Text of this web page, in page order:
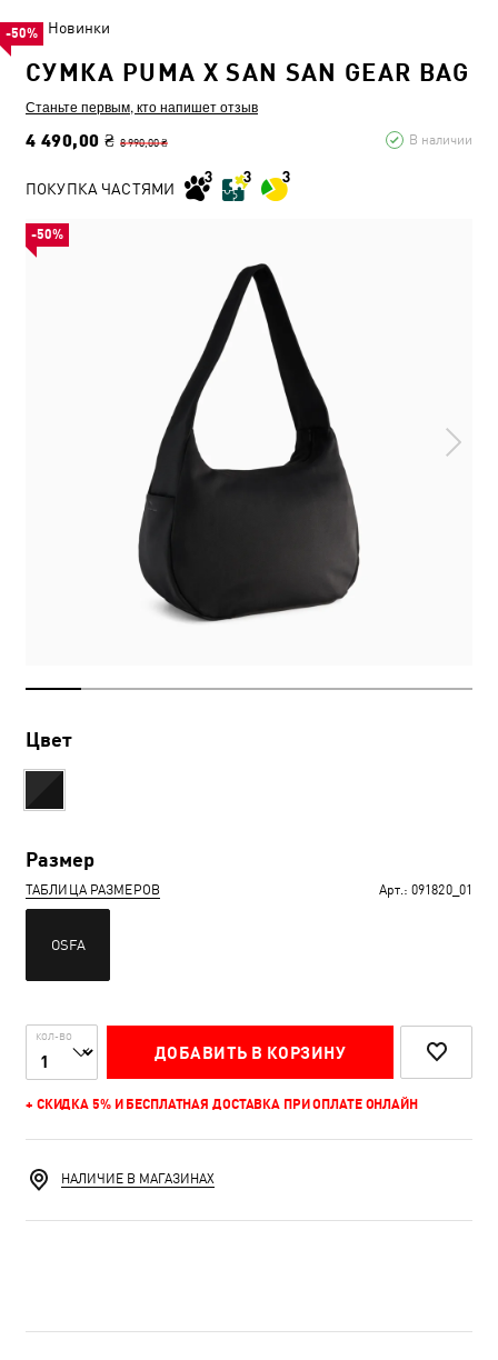
Новинки
СУМКА PUMA X SAN SAN GEAR BAG
Станьте первым, кто напишет отзыв
4 490,00 ₴ 8 990,00 ₴ В наличии
-50%
ПОКУПКА ЧАСТЯМИ
Цвет
Размер
ТАБЛИЦА РАЗМЕРОВ Арт.: 091820_01
OSFA
КОЛ-ВО
ДОБАВИТЬ В КОРЗИНУ
+ СКИДКА 5% И БЕСПЛАТНАЯ ДОСТАВКА ПРИ ОПЛАТЕ ОНЛАЙН
-50%
НАЛИЧИЕ В МАГАЗИНАХ